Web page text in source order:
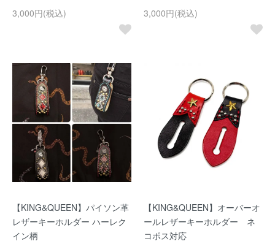
3,000円(税込) 3,000円(税込)
【KING&QUEEN】パイソン革
レザーキーホルダー ハーレク
イン柄
【KING&QUEEN】オーバーオ
ールレザーキーホルダー ネ
コポス対応